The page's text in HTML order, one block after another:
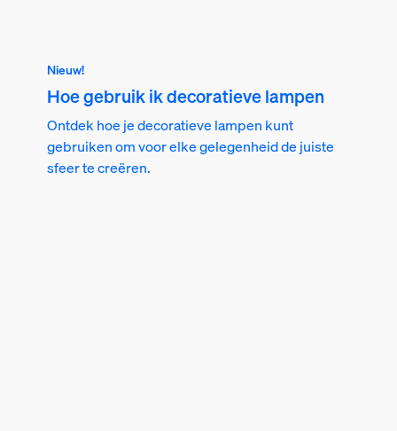
Nieuw!
Hoe gebruik ik decoratieve lampen
Ontdek hoe je decoratieve lampen kunt
gebruiken om voor elke gelegenheid de juiste
sfeer te creëren.